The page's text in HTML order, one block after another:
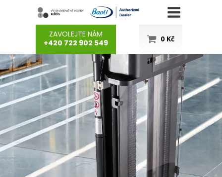
ZAVOLEJTE NÁM
+420 722 902 549
0 Kč